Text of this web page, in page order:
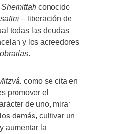
Shemittah conocido
– liberación de
todas las deudas
y los acreedores
.
como se cita en
promover el
de uno, mirar
demás, cultivar un
aumentar la